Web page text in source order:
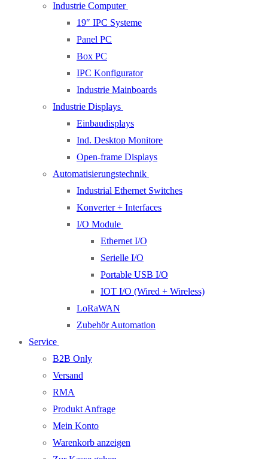
Industrie Computer
19″ IPC Systeme
Panel PC
Box PC
IPC Konfigurator
Industrie Mainboards
Industrie Displays
Einbaudisplays
Ind. Desktop Monitore
Open-frame Displays
Automatisierungstechnik
Industrial Ethernet Switches
Konverter + Interfaces
I/O Module
Ethernet I/O
Serielle I/O
Portable USB I/O
IOT I/O (Wired + Wireless)
LoRaWAN
Zubehör Automation
Service
B2B Only
Versand
RMA
Produkt Anfrage
Mein Konto
Warenkorb anzeigen